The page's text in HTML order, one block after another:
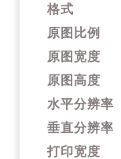
格式
原图比例
原图宽度
原图高度
水平分辨率
垂直分辨率
打印宽度